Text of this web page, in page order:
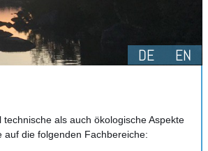
DE EN
als auch ökologische Aspekte
auf die folgenden Fachbereiche: